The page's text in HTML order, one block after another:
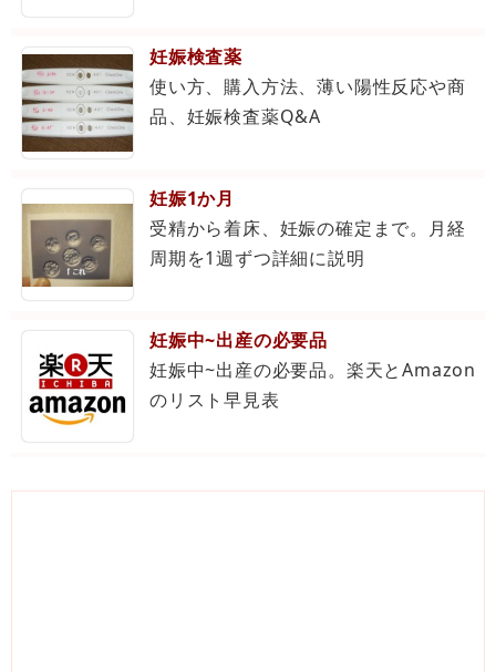
妊娠検査薬
使い方、購入方法、薄い陽性反応や商
品、妊娠検査薬Q&A
妊娠1か月
受精から着床、妊娠の確定まで。月経
周期を1週ずつ詳細に説明
妊娠中~出産の必要品
妊娠中~出産の必要品。楽天とAmazon
のリスト早見表